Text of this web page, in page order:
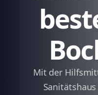
Mit der